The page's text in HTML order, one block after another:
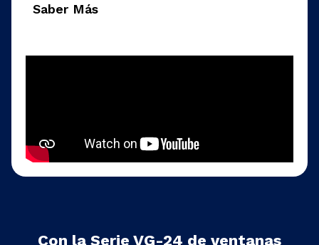
Saber Más
Con la Serie VG-24 de ventanas